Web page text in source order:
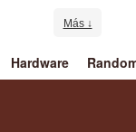
Más ↓
Hardware